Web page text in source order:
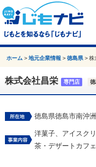
ホーム >地元企業情報 >徳島県 >株
株式会社昌栄 専門店
徳島県徳島市南沖
洋菓子、アイスク
茶・デザートカフ